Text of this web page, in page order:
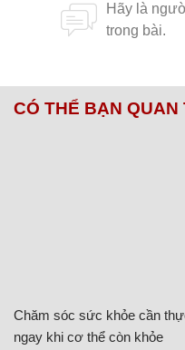
CÓ THỂ BẠN QUAN
Chăm sóc sức khỏe cần
ngay khi cơ thể còn khỏe